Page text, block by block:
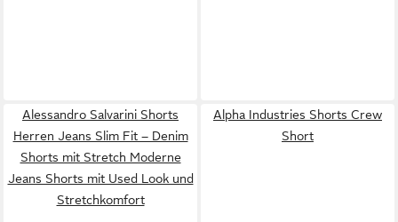
Alessandro Salvarini Shorts
Herren Jeans Slim Fit – Denim
Shorts mit Stretch Moderne
Jeans Shorts mit Used Look und
Stretchkomfort
Alpha Industries Shorts Crew
Short